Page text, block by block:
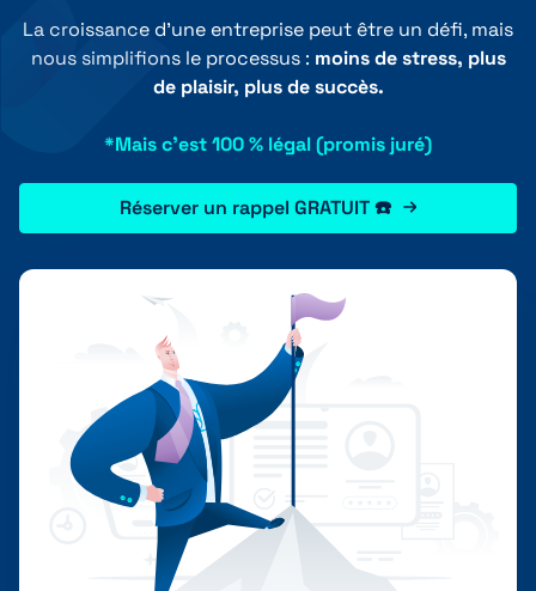
La croissance d'une entreprise peut être un défi, mais
nous simplifions le processus : moins de stress, plus
de plaisir, plus de succès.
*Mais c'est 100 % légal (promis juré)
Réserver un rappel GRATUIT ☎️